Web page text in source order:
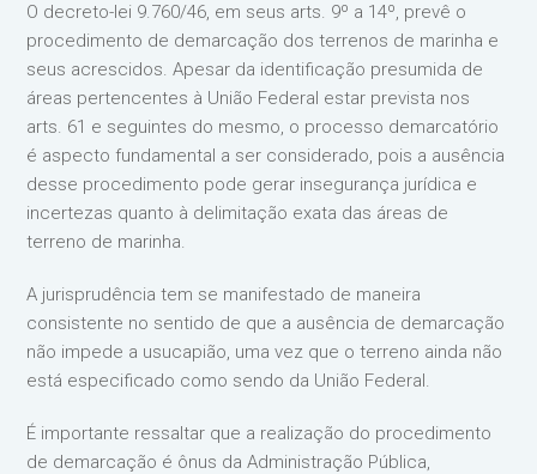
O decreto-lei 9.760/46, em seus arts. 9º a 14º, prevê o
procedimento de demarcação dos terrenos de marinha e
seus acrescidos. Apesar da identificação presumida de
áreas pertencentes à União Federal estar prevista nos
arts. 61 e seguintes do mesmo, o processo demarcatório
é aspecto fundamental a ser considerado, pois a ausência
desse procedimento pode gerar insegurança jurídica e
incertezas quanto à delimitação exata das áreas de
terreno de marinha.
A jurisprudência tem se manifestado de maneira
consistente no sentido de que a ausência de demarcação
não impede a usucapião, uma vez que o terreno ainda não
está especificado como sendo da União Federal.
É importante ressaltar que a realização do procedimento
de demarcação é ônus da Administração Pública,